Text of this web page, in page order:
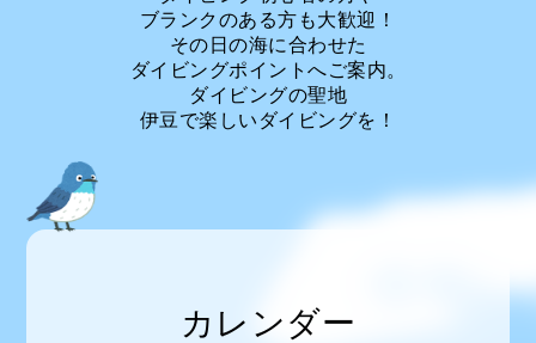
ブランクのある方も大歓迎！
その日の海に合わせた
ダイビングポイントへご案内。
ダイビングの聖地
伊豆で楽しいダイビングを！
カレンダー